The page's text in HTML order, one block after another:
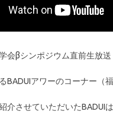
会βシンポジウム直前生放送
BADUIアワーのコーナー（
介させていただいたBADUIは